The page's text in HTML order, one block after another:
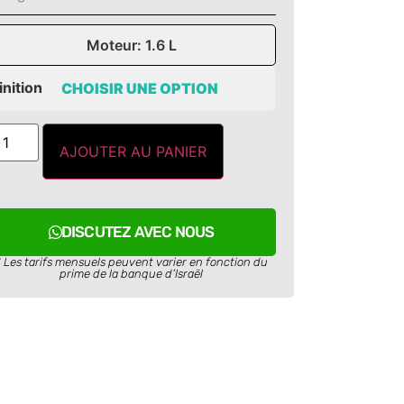
Moteur: 1.6 L
AJOUTER AU PANIER
DISCUTEZ AVEC NOUS
Les tarifs mensuels peuvent varier en fonction du
prime de la banque d’Israël